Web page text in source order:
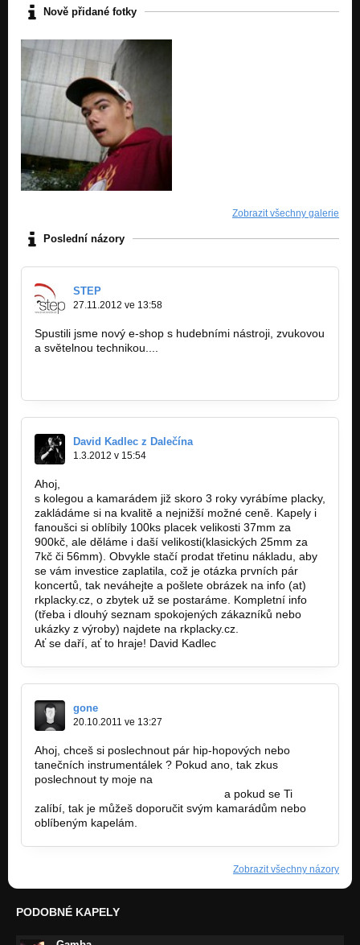
instro Jay 001
instro Jay 002
Nezařazeno
Nově přidané fotky
Zobrazit všechny galerie
Poslední názory
STEP
27.11.2012 ve 13:58
Spustili jsme nový e-shop s hudebními nástroji, zvukovou
a světelnou technikou....
David Kadlec z Dalečína
1.3.2012 v 15:54
Ahoj,
s kolegou a kamarádem již skoro 3 roky vyrábíme placky,
zakládáme si na kvalitě a nejnižší možné ceně. Kapely i
fanoušci si oblíbily 100ks placek velikosti 37mm za
900kč, ale děláme i daší velikosti(klasických 25mm za
7kč či 56mm). Obvykle stačí prodat třetinu nákladu, aby
se vám investice zaplatila, což je otázka prvních pár
koncertů, tak neváhejte a pošlete obrázek na info (at)
rkplacky.cz, o zbytek už se postaráme. Kompletní info
(třeba i dlouhý seznam spokojených zákazníků nebo
ukázky z výroby) najdete na rkplacky.cz.
Ať se daří, ať to hraje! David Kadlec
gone
20.10.2011 ve 13:27
Ahoj, chceš si poslechnout pár hip-hopových nebo
tanečních instrumentálek ? Pokud ano, tak zkus
poslechnout ty moje na
a pokud se Ti
zalíbí, tak je můžeš doporučit svým kamarádům nebo
oblíbeným kapelám.
Zobrazit všechny názory
PODOBNÉ KAPELY